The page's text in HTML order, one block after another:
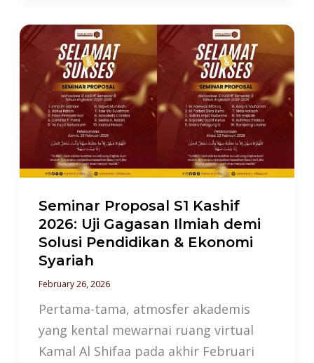
Seminar Proposal S1 Kashif
2026: Uji Gagasan Ilmiah demi
Solusi Pendidikan & Ekonomi
Syariah
February 26, 2026
Pertama-tama, atmosfer akademis
yang kental mewarnai ruang virtual
Kamal Al Shifaa pada akhir Februari
Seminar
Proposal
S1
Kashif
2026:
Uji
Gagasan
Ilmiah
demi
Solusi
Pendidikan
&
Ekonomi
Syariah